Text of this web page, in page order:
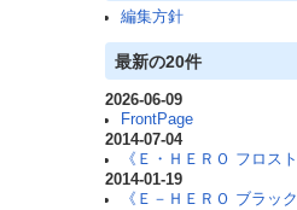
編集方針
最新の20件
2026-06-09
FrontPage
2014-07-04
《Ｅ・ＨＥＲＯ フロス
2014-01-19
《Ｅ－ＨＥＲＯ ブラッ